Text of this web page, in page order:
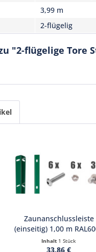
3,99 m
2-flügelig
"2-flügelige Tore
Zaunanschlussleiste
(einseitig) 1,00 m
Inhalt 1 Stück
33,86 €